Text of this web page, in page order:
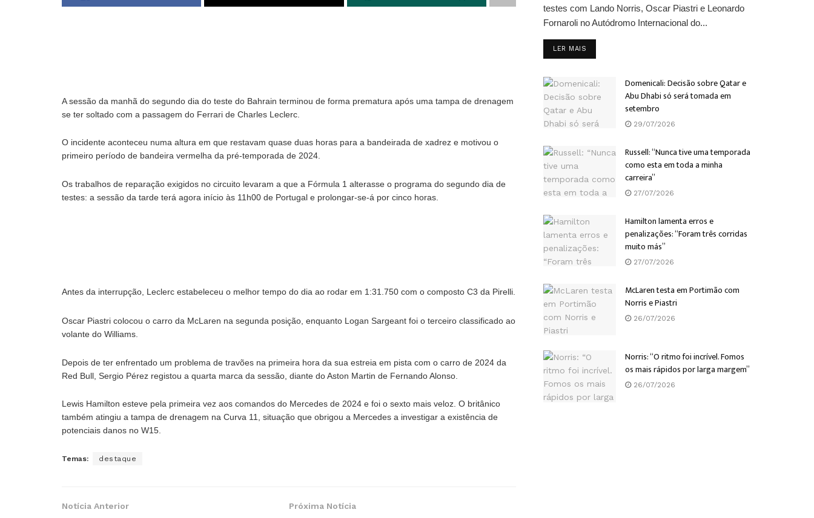
A sessão da manhã do segundo dia do teste do Bahrain terminou de forma prematura após uma tampa de drenagem
se ter soltado com a passagem do Ferrari de Charles Leclerc.
O incidente aconteceu numa altura em que restavam quase duas horas para a bandeirada de xadrez e motivou o
primeiro período de bandeira vermelha da pré-temporada de 2024.
Os trabalhos de reparação exigidos no circuito levaram a que a Fórmula 1 alterasse o programa do segundo dia de
testes: a sessão da tarde terá agora início às 11h00 de Portugal e prolongar-se-á por cinco horas.
Antes da interrupção, Leclerc estabeleceu o melhor tempo do dia ao rodar em 1:31.750 com o composto C3 da Pirelli.
Oscar Piastri colocou o carro da McLaren na segunda posição, enquanto Logan Sargeant foi o terceiro classificado ao
volante do Williams.
Depois de ter enfrentado um problema de travões na primeira hora da sua estreia em pista com o carro de 2024 da
Red Bull, Sergio Pérez registou a quarta marca da sessão, diante do Aston Martin de Fernando Alonso.
Lewis Hamilton esteve pela primeira vez aos comandos do Mercedes de 2024 e foi o sexto mais veloz. O britânico
também atingiu a tampa de drenagem na Curva 11, situação que obrigou a Mercedes a investigar a existência de
potenciais danos no W15.
Temas: destaque
Notícia Anterior Próxima Notícia
testes com Lando Norris, Oscar Piastri e Leonardo
Fornaroli no Autódromo Internacional do...
LER MAIS
Domenicali: Decisão sobre Qatar e
Abu Dhabi só será tomada em
setembro
29/07/2026
Russell: “Nunca tive uma temporada
como esta em toda a minha
carreira”
27/07/2026
Hamilton lamenta erros e
penalizações: “Foram três corridas
muito más”
27/07/2026
McLaren testa em Portimão com
Norris e Piastri
26/07/2026
Norris: “O ritmo foi incrível. Fomos
os mais rápidos por larga margem”
26/07/2026